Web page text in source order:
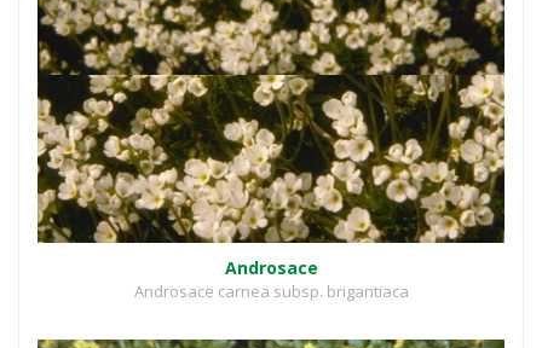
Androsace
Androsace carnea subsp. brigantiaca